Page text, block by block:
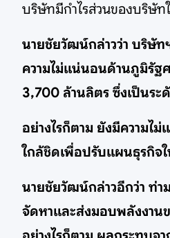
บริษัทมีกำไรส่วนของบริษัท
นายชัยวัฒน์กล่าวว่า บริษัท
ความไม่แน่นอนด้านภูมิรัฐ
3,700 ล้านลิตร ซึ่งเป็นระ
อย่างไรก็ตาม ยังมีความไ
ใกล้ชิดเพื่อปรับแผนธุรกิจใ
นายชัยวัฒน์กล่าวอีกว่า ท่
จัดหาและส่งมอบพลังงาน